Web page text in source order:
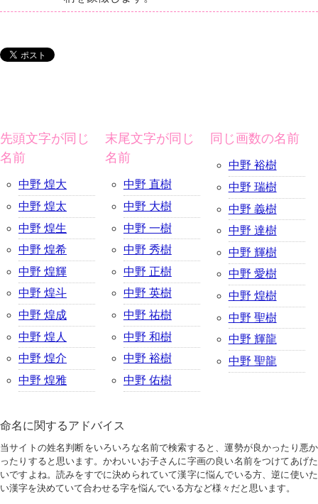
先頭文字が同じ
名前
中野 煌大
中野 煌太
中野 煌生
中野 煌希
中野 煌輝
中野 煌斗
中野 煌成
中野 煌人
中野 煌介
中野 煌雅
末尾文字が同じ
名前
中野 直樹
中野 大樹
中野 一樹
中野 秀樹
中野 正樹
中野 英樹
中野 祐樹
中野 和樹
中野 裕樹
中野 佑樹
同じ画数の名前
中野 裕樹
中野 瑞樹
中野 義樹
中野 達樹
中野 輝樹
中野 愛樹
中野 煌樹
中野 聖樹
中野 輝龍
中野 聖龍
命名に関するアドバイス
当サイトの姓名判断をいろいろな名前で検索すると、運勢が良かったり悪か
ったりすると思います。かわいいお子さんに字画の良い名前をつけてあげた
いですよね。読みをすでに決められていて漢字に悩んでいる方、逆に使いた
い漢字を決めていて合わせる字を悩んでいる方など様々だと思います。